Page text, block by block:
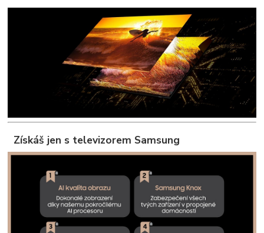
Získáš jen s televizorem Samsung